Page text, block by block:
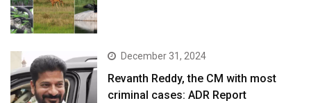
December 31, 2024
Revanth Reddy, the CM with most
criminal cases: ADR Report